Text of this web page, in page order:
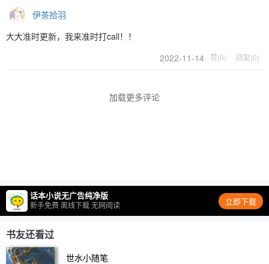
伊茶拾羽
大大准时更新，我来准时打call！！
2022-11-14
赞(0) 回复(0)
加载更多评论
话本小说无广告纯净版
新手免费 离线下载 无网阅读 立即下载
书友还看过
世水小随笔